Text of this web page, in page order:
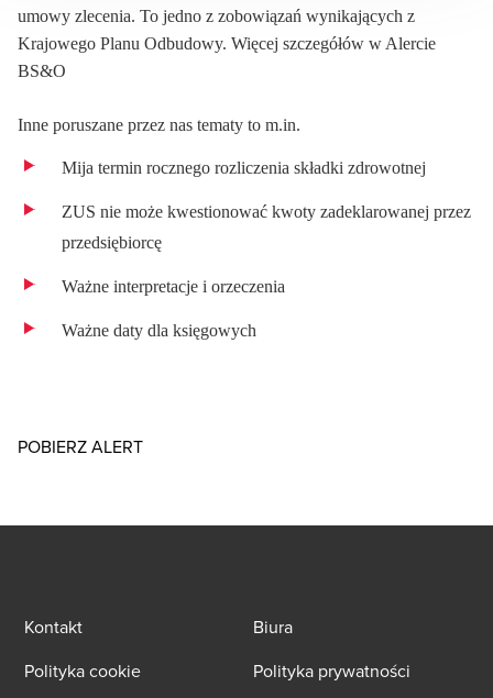
umowy zlecenia. To jedno z zobowiązań wynikających z
Krajowego Planu Odbudowy. Więcej szczegółów w Alercie
BS&O
Inne poruszane przez nas tematy to m.in.
Mija termin rocznego rozliczenia składki zdrowotnej
ZUS nie może kwestionować kwoty zadeklarowanej przez
przedsiębiorcę
Ważne interpretacje i orzeczenia
Ważne daty dla księgowych
Piotr Gracz
Wiceprezes BDO, Partner Zarządzający Działem
POBIERZ ALERTOpens in a new window/tab
Kontakt
Biura
Polityka cookie
Polityka prywatności